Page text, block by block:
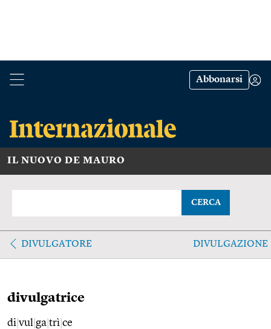
Abbonarsi
IL NUOVO DE MAURO
CERCA
DIVULGATORE DIVULGAZIONE
divulgatrice
di vul ga trì ce